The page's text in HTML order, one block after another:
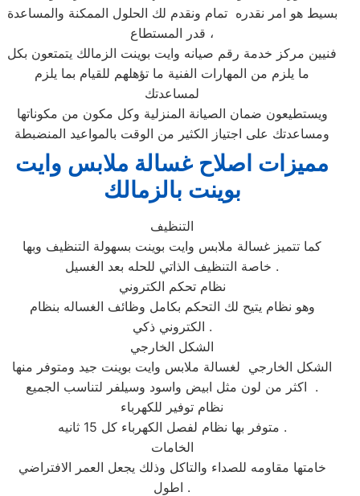
بسيط هو امر نقدره تمام ونقدم لك الحلول الممكنة والمساعدة
قدر المستطاع ،
فنيين مركز خدمة رقم صيانه وايت بوينت الزمالك يتمتعون بكل
ما يلزم من المهارات الفنية ما تؤهلهم للقيام بما يلزم
لمساعدتك
ويستطيعون ضمان الصيانة المنزلية وكل مكون من مكوناتها
ومساعدتك على اجتياز الكثير من الوقت بالمواعيد المنضبطة
مميزات اصلاح غسالة ملابس وايت
بوينت بالزمالك
التنظيف
كما تتميز غسالة ملابس وايت بوينت بسهولة التنظيف وبها
خاصة التنظيف الذاتي للحله بعد الغسيل .
نظام تحكم الكتروني
وهو نظام يتيح لك التحكم بكامل وظائف الغساله بنظام
الكتروني ذكي .
الشكل الخارجي
الشكل الخارجي لغسالة ملابس وايت بوينت جيد ومتوفر منها
اكثر من لون مثل ابيض واسود وسيلفر لتناسب الجميع .
نظام توفير للكهرباء
متوفر بها نظام لفصل الكهرباء كل 15 ثانيه .
الخامات
خامتها مقاومه للصداء والتاكل وذلك يجعل العمر الافتراضي
اطول .